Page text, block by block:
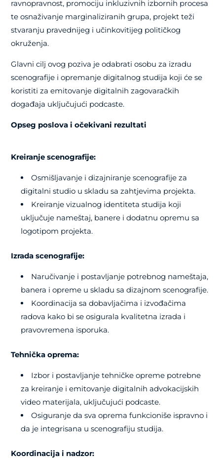
ravnopravnost, promociju inkluzivnih izbornih procesa
te osnaživanje marginaliziranih grupa, projekt teži
stvaranju pravednijeg i učinkovitijeg političkog
okruženja.
Glavni cilj ovog poziva je odabrati osobu za izradu
scenografije i opremanje digitalnog studija koji će se
koristiti za emitovanje digitalnih zagovaračkih
događaja uključujući podcaste.
Opseg poslova i očekivani rezultati
Kreiranje scenografije:
Osmišljavanje i dizajniranje scenografije za
digitalni studio u skladu sa zahtjevima projekta.
Kreiranje vizualnog identiteta studija koji
uključuje nameštaj, banere i dodatnu opremu sa
logotipom projekta.
Izrada scenografije:
Naručivanje i postavljanje potrebnog nameštaja,
banera i opreme u skladu sa dizajnom scenografije.
Koordinacija sa dobavljačima i izvođačima
radova kako bi se osigurala kvalitetna izrada i
pravovremena isporuka.
Tehnička oprema:
Izbor i postavljanje tehničke opreme potrebne
za kreiranje i emitovanje digitalnih advokacijskih
video materijala, uključujući podcaste.
Osiguranje da sva oprema funkcioniše ispravno i
da je integrisana u scenografiju studija.
Koordinacija i nadzor: